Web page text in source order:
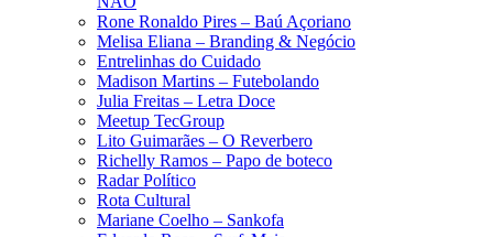
Rone Ronaldo Pires – Baú Açoriano
Melisa Eliana – Branding & Negócio
Entrelinhas do Cuidado
Madison Martins – Futebolando
Julia Freitas​ – Letra Doce
Meetup TecGroup
Lito Guimarães – O Reverbero
Richelly Ramos​ – Papo de boteco
Radar Político
Rota Cultural
Mariane Coelho – Sankofa